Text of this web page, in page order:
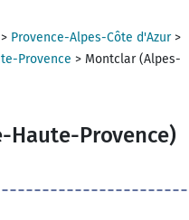
> Provence-Alpes-Côte d'Azur>
Provence > Montclar (Alpes-
Haute-Provence)